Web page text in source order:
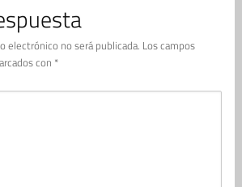
electrónico no será publicada. Los campos
con *